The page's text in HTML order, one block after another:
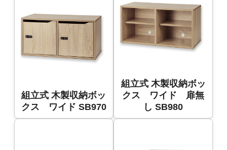
組立式 木製収納ボッ
クス ワイド SB970
組立式 木製収納ボッ
クス ワイド 扉無
し SB980